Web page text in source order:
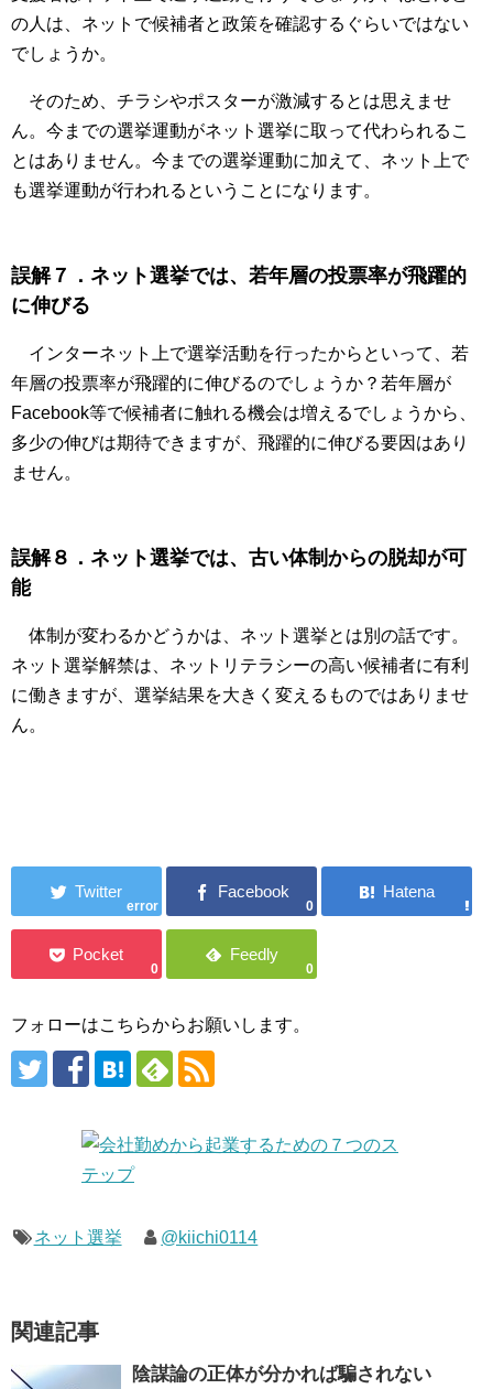
の人は、ネットで候補者と政策を確認するぐらいではない
でしょうか。
そのため、チラシやポスターが激減するとは思えませ
ん。今までの選挙運動がネット選挙に取って代わられるこ
とはありません。今までの選挙運動に加えて、ネット上で
も選挙運動が行われるということになります。
誤解７．ネット選挙では、若年層の投票率が飛躍的
に伸びる
インターネット上で選挙活動を行ったからといって、若
年層の投票率が飛躍的に伸びるのでしょうか？若年層が
Facebook等で候補者に触れる機会は増えるでしょうから、
多少の伸びは期待できますが、飛躍的に伸びる要因はあり
ません。
誤解８．ネット選挙では、古い体制からの脱却が可
能
体制が変わるかどうかは、ネット選挙とは別の話です。
ネット選挙解禁は、ネットリテラシーの高い候補者に有利
に働きますが、選挙結果を大きく変えるものではありませ
ん。
error 0
0 0
フォローはこちらからお願いします。
ネット選挙 @kiichi0114
関連記事
陰謀論の正体が分かれば騙されない